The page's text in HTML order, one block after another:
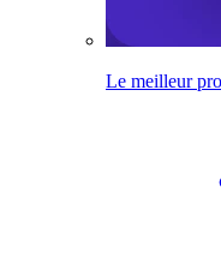
Le meilleur